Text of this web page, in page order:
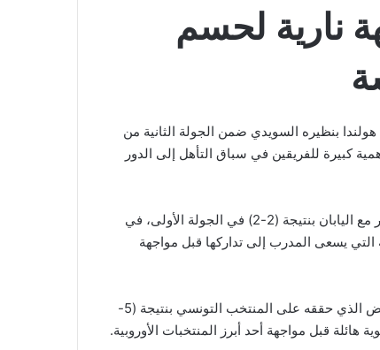
نارية لحسم
بنظيره السويدي ضمن الجولة الثانية من
العالم 2026، في لقاء يحمل أهمية كبيرة للفريقين في سباق التأهل إلى الدور
ويدخل المنتخب الهولندي المباراة بمعنويات مرتفعة بعد تعادله المثير مع اليابان بنتيجة (2-2) في الجولة الأولى، في
التي يسعى المدرب إلى تداركها قبل مواجهة
في المقابل، يعيش المنتخب السويدي فترة مثالية بعد الانتصار العريض الذي حققه على المنتخب التونسي بنتيجة (5-